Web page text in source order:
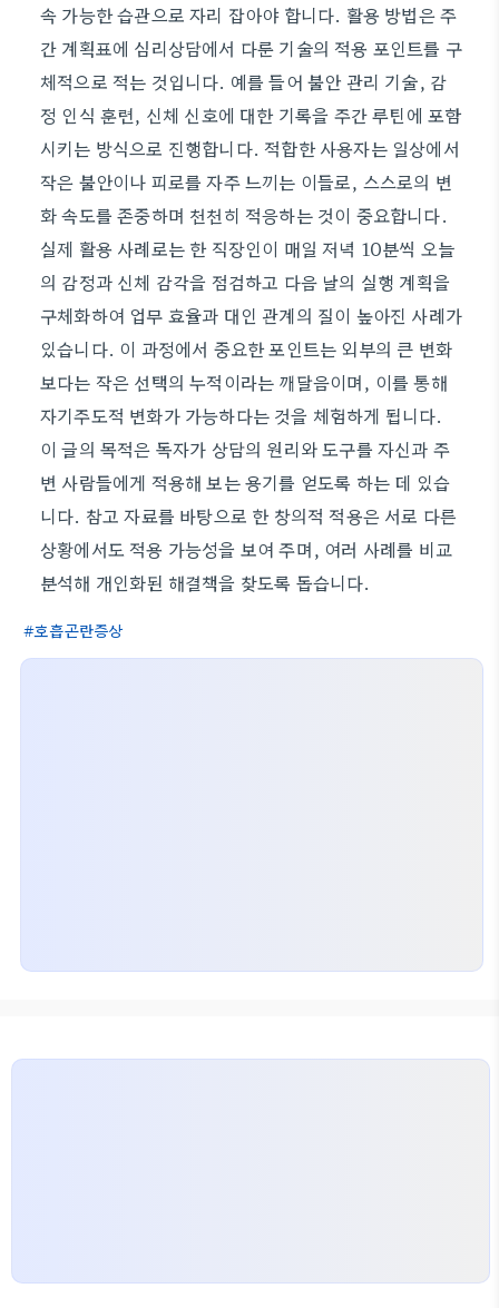
속 가능한 습관으로 자리 잡아야 합니다. 활용 방법은 주
간 계획표에 심리상담에서 다룬 기술의 적용 포인트를 구
체적으로 적는 것입니다. 예를 들어 불안 관리 기술, 감
정 인식 훈련, 신체 신호에 대한 기록을 주간 루틴에 포함
시키는 방식으로 진행합니다. 적합한 사용자는 일상에서
작은 불안이나 피로를 자주 느끼는 이들로, 스스로의 변
화 속도를 존중하며 천천히 적응하는 것이 중요합니다.
실제 활용 사례로는 한 직장인이 매일 저녁 10분씩 오늘
의 감정과 신체 감각을 점검하고 다음 날의 실행 계획을
구체화하여 업무 효율과 대인 관계의 질이 높아진 사례가
있습니다. 이 과정에서 중요한 포인트는 외부의 큰 변화
보다는 작은 선택의 누적이라는 깨달음이며, 이를 통해
자기주도적 변화가 가능하다는 것을 체험하게 됩니다.
이 글의 목적은 독자가 상담의 원리와 도구를 자신과 주
변 사람들에게 적용해 보는 용기를 얻도록 하는 데 있습
니다. 참고 자료를 바탕으로 한 창의적 적용은 서로 다른
상황에서도 적용 가능성을 보여 주며, 여러 사례를 비교
분석해 개인화된 해결책을 찾도록 돕습니다.
호흡곤란증상